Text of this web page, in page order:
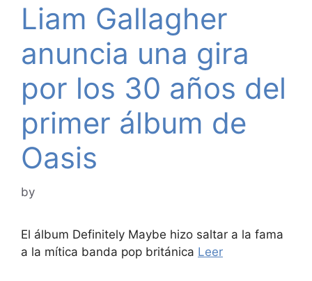
Liam Gallagher
anuncia una gira
por los 30 años del
primer álbum de
Oasis
by
El álbum Definitely Maybe hizo saltar a la fama
a la mítica banda pop británica Leer